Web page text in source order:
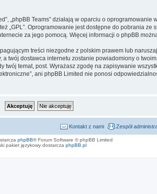
„phpBB Teams” działają w oparciu o
„GPL”. Oprogramowanie jest dostępne do pobrania ze
za jego pomocą. Więcej informacji o phpBB
treści niezgodne z polskim prawem lub
twój dostawca internetu zostanie powiadomiony o
twój temat, post. Wyrażasz zgodę na zapisywanie
ani phpBB Limited nie ponosi
Zespół
Kontakt z nami
phpBB® Forum Software © phpBB Limited
pakiet językowy dostarcza phpBB.pl